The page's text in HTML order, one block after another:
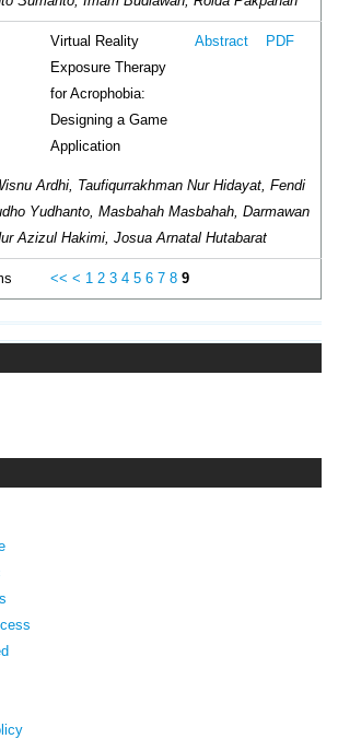
Virtual Reality
Exposure Therapy
for Acrophobia:
Designing a Game
Application
Abstract PDF
Ardhi, Taufiqurrakhman Nur Hidayat, Fendi
Yudhanto, Masbahah Masbahah, Darmawan
Azizul Hakimi, Josua Arnatal Hutabarat
<< < 1 2 3 4 5 6 7 8 9